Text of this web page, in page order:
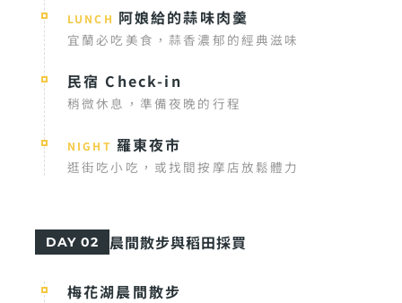
LUNCH 阿娘給的蒜味肉羹
宜蘭必吃美食，蒜香濃郁的經典滋味
民宿 Check-in
稍微休息，準備夜晚的行程
NIGHT 羅東夜市
逛街吃小吃，或找間按摩店放鬆體力
DAY 02 晨間散步與稻田採買
梅花湖晨間散步